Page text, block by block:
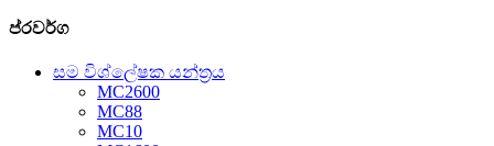
ප්රවර්ග
සම විශ්ලේෂක යන්ත්‍රය
MC2600
MC88
MC10